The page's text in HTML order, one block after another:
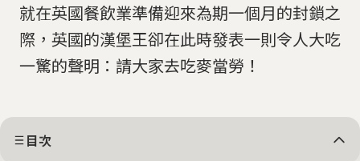
就在英國餐飲業準備迎來為期一個月的封鎖之
際，英國的漢堡王卻在此時發表一則令人大吃
一驚的聲明：請大家去吃麥當勞！
目次